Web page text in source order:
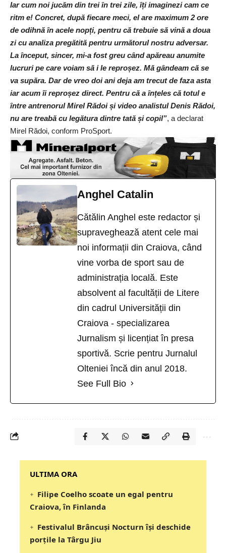
Iar cum noi jucăm din trei în trei zile, îți imaginezi cam ce
ritm e! Concret, după fiecare meci, el are maximum 2 ore
de odihnă în acele nopți, pentru că trebuie să vină a doua
zi cu analiza pregătită pentru următorul nostru adversar.
La început, sincer, mi-a fost greu când apăreau anumite
lucruri pe care voiam să i le reproșez. Mă gândeam că se
va supăra. Dar de vreo doi ani deja am trecut de faza asta
iar acum îi reproșez direct. Pentru că a înțeles că totul e
între antrenorul Mirel Rădoi și video analistul Denis Rădoi,
nu are treabă cu legătura dintre tată și copil”, a declarat
Mirel Rădoi, conform ProSport.
Anghel Catalin
Cătălin Anghel este redactor și
supraveghează atent cele mai
noi informații din Craiova, când
vine vorba de sport sau de
administrația locală. Este
absolvent al facultății de Litere
din cadrul Universității din
Craiova - specializarea
Jurnalism și licențiat în presa
sportivă. Scrie pentru Jurnalul
Olteniei încă din anul 2018.
See Full Bio
‎‎‎‎‎‎‎ULTIMA ORA
Filipe Coelho scoate un egal pentru
Craiova, în Finlanda
Festivalul Brâncuși Nocturn își deschide
porțile la Târgu Jiu